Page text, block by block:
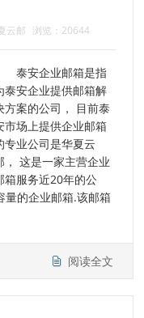
云邮 浏览：20644
泰安企业邮箱是指
泰安企业提供邮箱解
方案的公司， 目前泰
市场上提供企业邮箱
专业公司是华夏云
， 这是一家主营企业
箱服务近20年的公
量的企业邮箱.该邮箱
阅读全文